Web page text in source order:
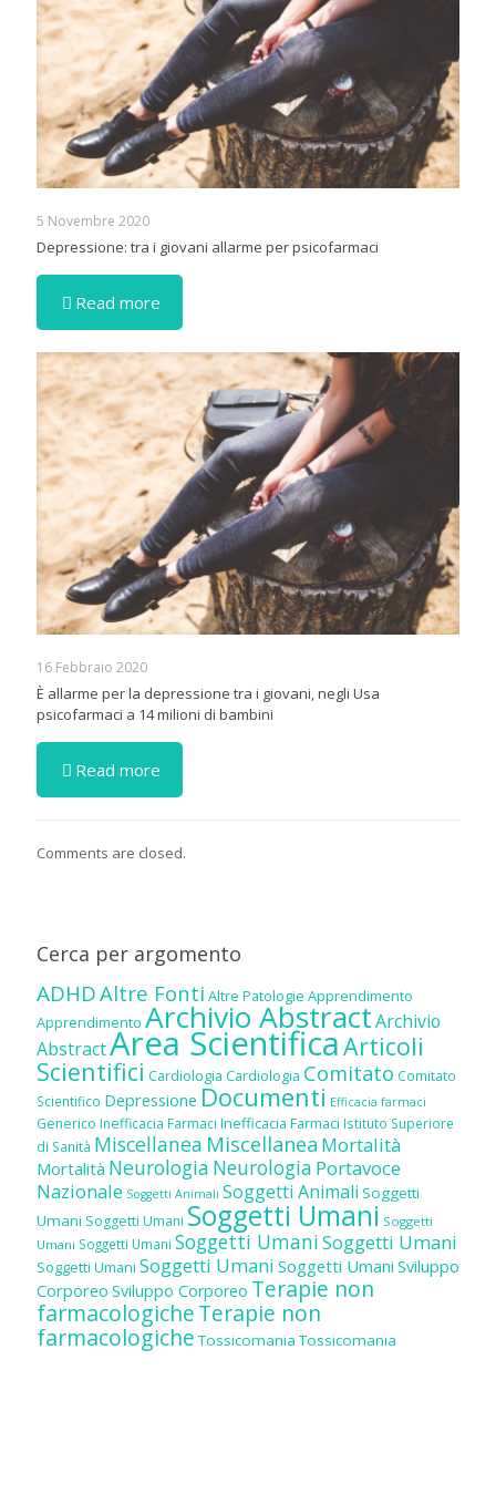
5 Novembre 2020
Depressione: tra i giovani allarme per psicofarmaci
Read more
16 Febbraio 2020
È allarme per la depressione tra i giovani, negli Usa
psicofarmaci a 14 milioni di bambini
Read more
Comments are closed.
Cerca per argomento
ADHDAltre Fonti Altre Patologie Apprendimento
Apprendimento Archivio AbstractArchivio
AbstractArea ScientificaArticoli
Scientifici Cardiologia Cardiologia Comitato Comitato
Scientifico Depressione Documenti Efficacia farmaci
Generico Inefficacia Farmaci Inefficacia Farmaci Istituto Superiore
di Sanità Miscellanea Miscellanea Mortalità
Mortalità Neurologia Neurologia Portavoce
Nazionale Soggetti Animali Soggetti Animali Soggetti
Umani Soggetti Umani Soggetti Umani Soggetti
Umani Soggetti Umani Soggetti UmaniSoggetti Umani
Soggetti Umani Soggetti Umani Soggetti Umani Sviluppo
Corporeo Sviluppo Corporeo Terapie non
farmacologicheTerapie non
farmacologiche Tossicomania Tossicomania